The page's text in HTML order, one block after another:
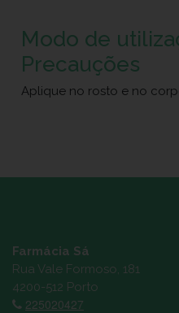
Modo de
Precauções
Aplique no rosto e no
Farmácia Sá
Rua Vale Formoso, 181
4200-512 Porto
225020427